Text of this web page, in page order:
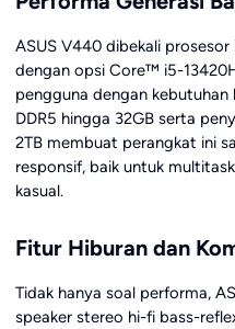
ASUS V440 dibekali
dengan opsi Core™ i5-
pengguna dengan kebutuhan
DDR5 hingga 32GB serta
2TB membuat perangkat ini
responsif, baik untuk
kasual.
Fitur Hiburan dan
Tidak hanya soal performa,
speaker stereo hi-fi bass-